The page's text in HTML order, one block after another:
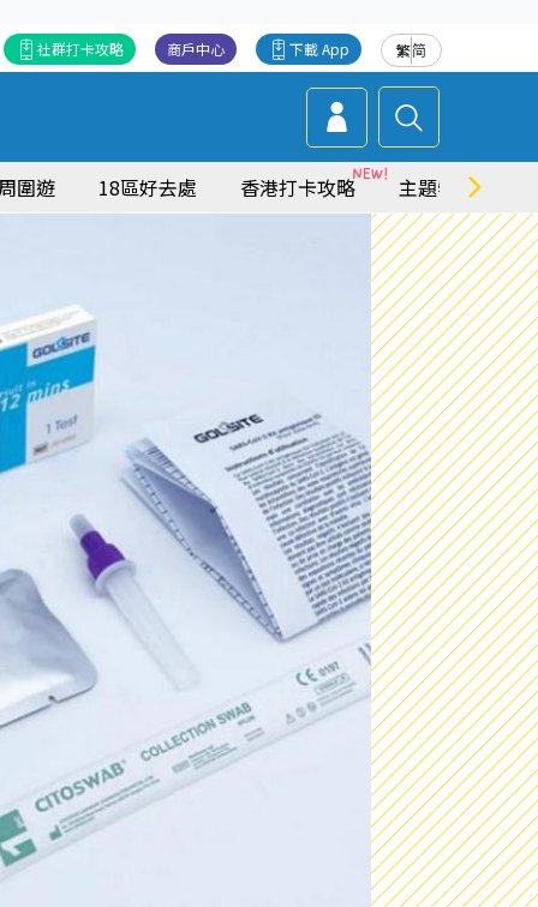
繁简
下載 App
商戶中心
社群打卡攻略
圍遊 18區好去處 香港打卡攻略 主題特集